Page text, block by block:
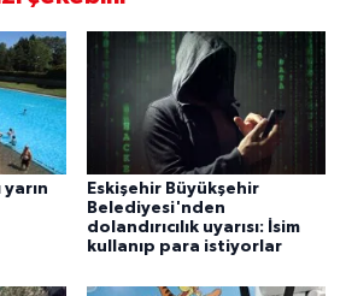
Eskişehir Büyükşehir
Belediyesi'nden
dolandırıcılık uyarısı: İsim
kullanıp para istiyorlar